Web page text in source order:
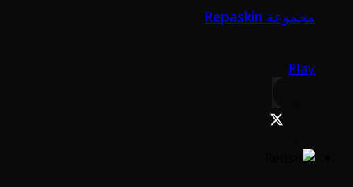
مجموعة Repaskin
Play